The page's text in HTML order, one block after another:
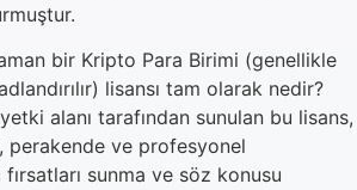
bir Kripto Para Birimi (genellikle
lisansı tam olarak nedir?
alanı tarafından sunulan bu lisans,
perakende ve profesyonel
fırsatları sunma ve söz konusu